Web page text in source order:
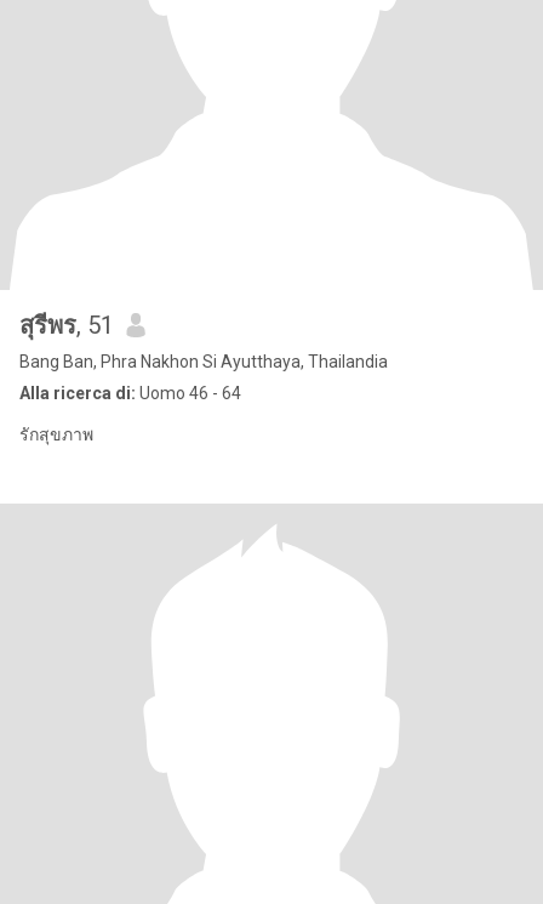
สุรีพร, 51
Bang Ban, Phra Nakhon Si Ayutthaya, Thailandia
Alla ricerca di: Uomo 46 - 64
รักสุขภาพ